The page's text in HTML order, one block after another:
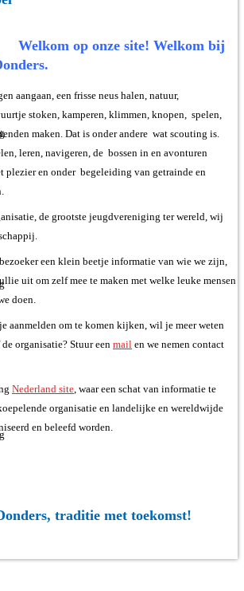
Welkom op onze site! Welkom bij
aangaan, een frisse neus halen, natuur,
stoken, kamperen, klimmen, knopen, spelen,
maken. Dat is onder andere wat scouting is.
leren, navigeren, de bossen in en avonturen
plezier en onder begeleiding van getrainde en
de grootste jeugdvereniging ter wereld, wij
een klein beetje informatie van wie we zijn,
uit om zelf mee te maken met welke leuke mensen
doen.
aanmelden om te komen kijken, wil je meer weten
organisatie? Stuur een mail en we nemen contact
Nederland site , waar een schat van informatie te
organisatie en landelijke en wereldwijde
en beleefd worden.
traditie met toekomst!